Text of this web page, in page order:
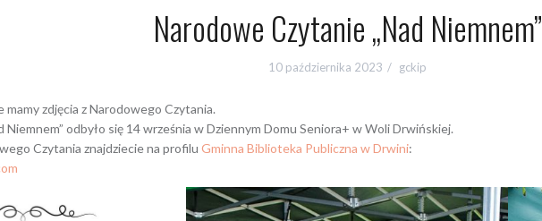
Narodowe Czytanie „Nad Niemnem”
10 października 2023 gckip
mamy zdjęcia z Narodowego Czytania.
Niemnem” odbyło się 14 września w Dziennym Domu Seniora+ w Woli Drwińskiej.
Czytania znajdziecie na profilu Gminna Biblioteka Publiczna w Drwini: